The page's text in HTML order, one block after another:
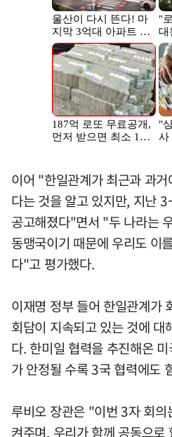
이어 "한일관계가 최근과 과
다는 것을 알고 있지만, 지난
공고해졌다"면서 "두 나라는
동맹국이기 때문에 우리도 이
다"고 평가했다.
이재명 정부 들어 한일관계가
회담이 지속되고 있는 것에 대
다. 한미일 협력을 추진해온
가 안정될 수록 3국 협력에도
루비오 장관은 "이번 3자 회의
켜주며, 우리가 함께 공동으로